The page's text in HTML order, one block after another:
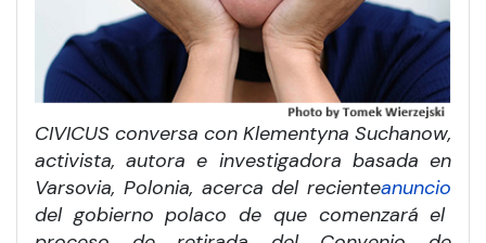
CIVICUS conversa con Klementyna Suchanow,
activista, autora e investigadora basada en
Varsovia, Polonia, acerca del recienteanuncio
del gobierno polaco de que comenzará el